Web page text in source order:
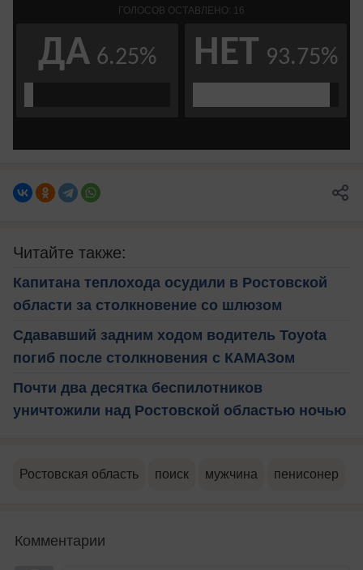
Читайте также:
Капитана теплохода осудили в Ростовской
области за столкновение со шлюзом
Сдававший задним ходом водитель Toyota
погиб после столкновения с КАМАЗом
Почти два десятка беспилотников
уничтожили над Ростовской областью ночью
Ростовская область поиск мужчина пенисонер
Комментарии